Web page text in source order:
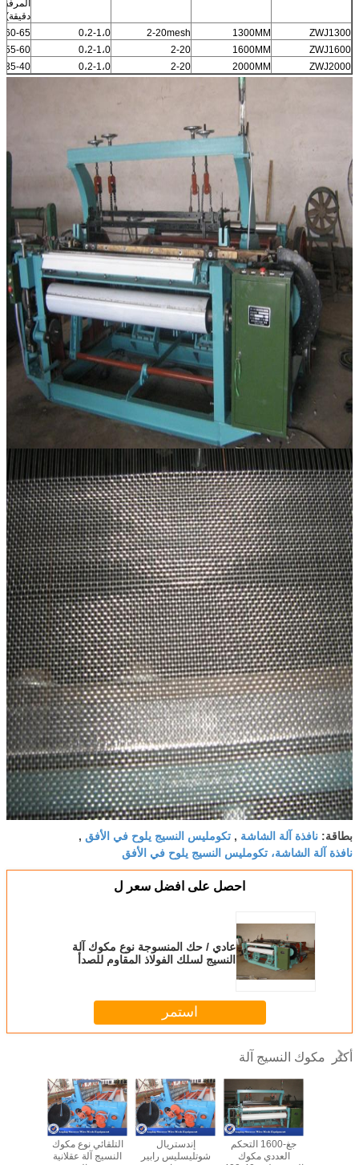
دقيقة)
ZWJ1300
1300MM
2-20mesh 0،2-1،0
60-65
ZWJ1600
1600MM
2-20 0،2-1،0
55-60
ZWJ2000
2000MM
2-20 0،2-1،0 35-40
بطاقة: نافذة آلة الشاشة , تكومليس النسيج يلوح في الأفق ,
نافذة آلة الشاشة، تكومليس النسيج يلوح في الأفق
احصل على افضل سعر ل
عادي / حك المنسوجة نوع مكوك آلة
النسيج لسلك الفولاذ المقاوم للصدأ
استمر
أكثر مكوك النسيج آلة
التلقائي نوع مكوك
النسيج آلة عقلانية
إندستريال
شوتليسليس رابير
جغ-1600 التحكم
العددي مكوك